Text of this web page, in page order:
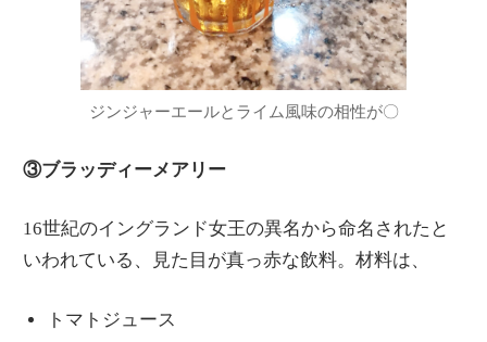
ジンジャーエールとライム風味の相性が〇
③ブラッディーメアリー
16世紀のイングランド女王の異名から命名されたと
いわれている、見た目が真っ赤な飲料。材料は、
トマトジュース